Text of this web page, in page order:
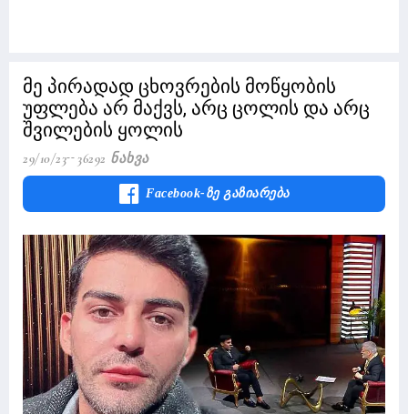
მე პირადად ცხოვრების მოწყობის
უფლება არ მაქვს, არც ცოლის და არც
შვილების ყოლის
29/10/23 36292 Ნახვა
Facebook-Ზე Გაზიარება